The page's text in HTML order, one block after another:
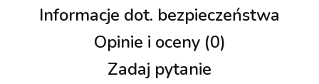
Informacje dot. bezpieczeństwa
Opinie i oceny (0)
Zadaj pytanie